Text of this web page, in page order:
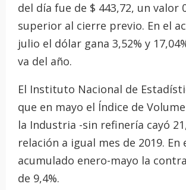
del día fue de $ 443,72, un valor
superior al cierre previo. En el
julio el dólar gana 3,52% y
va del año.
El Instituto Nacional de
que en mayo el Índice de
la Industria -sin refinería cayó
relación a igual mes de 2019. En
acumulado enero-mayo la
de 9,4%.